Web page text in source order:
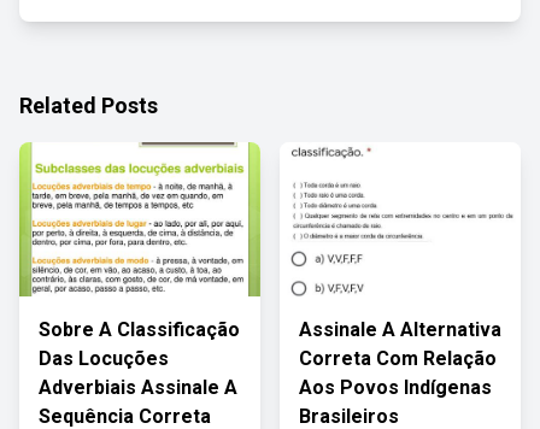
Related Posts
Sobre A Classificação
Das Locuções
Adverbiais Assinale A
Sequência Correta
Assinale A Alternativa
Correta Com Relação
Aos Povos Indígenas
Brasileiros